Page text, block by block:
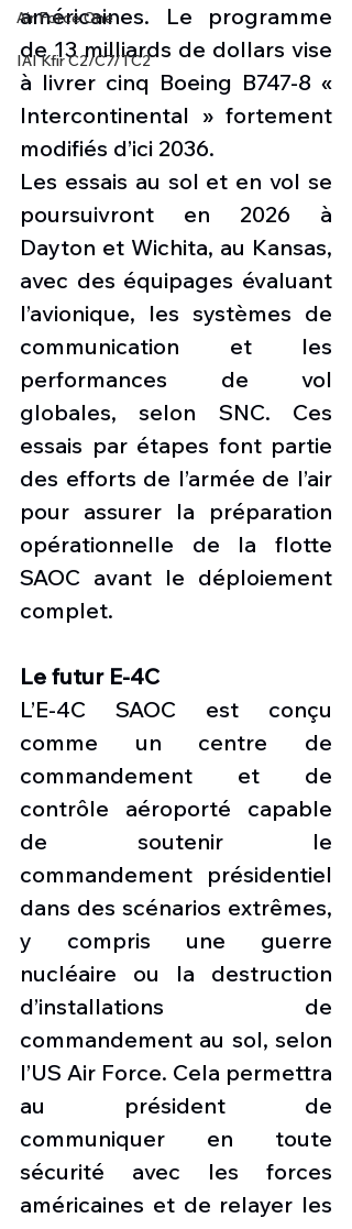
Air Force One
IAI Kfir C2/C7/TC2
américaines. Le programme
de 13 milliards de dollars vise
à livrer cinq Boeing B747-8 «
Intercontinental » fortement
modifiés d’ici 2036.
Les essais au sol et en vol se
poursuivront en 2026 à
Dayton et Wichita, au Kansas,
avec des équipages évaluant
l’avionique, les systèmes de
communication et les
performances de vol
globales, selon SNC. Ces
essais par étapes font partie
des efforts de l’armée de l’air
pour assurer la préparation
opérationnelle de la flotte
SAOC avant le déploiement
complet.
Le futur E-4C
L’E-4C SAOC est conçu
comme un centre de
commandement et de
contrôle aéroporté capable
de soutenir le
commandement présidentiel
dans des scénarios extrêmes,
y compris une guerre
nucléaire ou la destruction
d’installations de
commandement au sol, selon
l’US Air Force. Cela permettra
au président de
communiquer en toute
sécurité avec les forces
américaines et de relayer les